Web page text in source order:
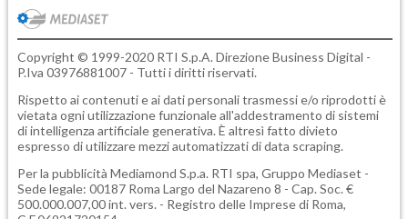
Copyright © 1999-2020 RTI S.p.A. Direzione Business Digital -
P.Iva 03976881007 - Tutti i diritti riservati.
Rispetto ai contenuti e ai dati personali trasmessi e/o riprodotti è
vietata ogni utilizzazione funzionale all'addestramento di sistemi
di intelligenza artificiale generativa. È altresì fatto divieto
espresso di utilizzare mezzi automatizzati di data scraping.
Per la pubblicità Mediamond S.p.a. RTI spa, Gruppo Mediaset -
Sede legale: 00187 Roma Largo del Nazareno 8 - Cap. Soc. €
500.000.007,00 int. vers. - Registro delle Imprese di Roma,